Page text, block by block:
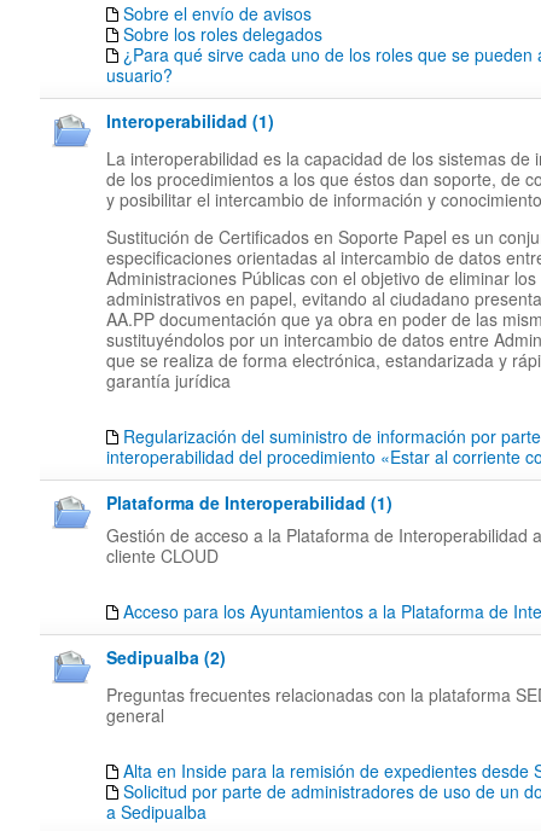
Sobre el envío de avisos
Sobre los roles delegados
¿Para qué sirve cada uno de los roles que se pueden
usuario?
Interoperabilidad (1)
La interoperabilidad es la capacidad de los sistemas de
de los procedimientos a los que éstos dan soporte, de
y posibilitar el intercambio de información y
Sustitución de Certificados en Soporte Papel es un
especificaciones orientadas al intercambio de datos
Administraciones Públicas con el objetivo de eliminar
administrativos en papel, evitando al ciudadano
AA.PP documentación que ya obra en poder de las
sustituyéndolos por un intercambio de datos entre
que se realiza de forma electrónica, estandarizada y
garantía jurídica
Regularización del suministro de información por
interoperabilidad del procedimiento «Estar al corriente
Plataforma de Interoperabilidad (1)
Gestión de acceso a la Plataforma de Interoperabilidad
cliente CLOUD
Acceso para los Ayuntamientos a la Plataforma de
Sedipualba (2)
Preguntas frecuentes relacionadas con la plataforma
general
Alta en Inside para la remisión de expedientes desde
Solicitud por parte de administradores de uso de un
a Sedipualba